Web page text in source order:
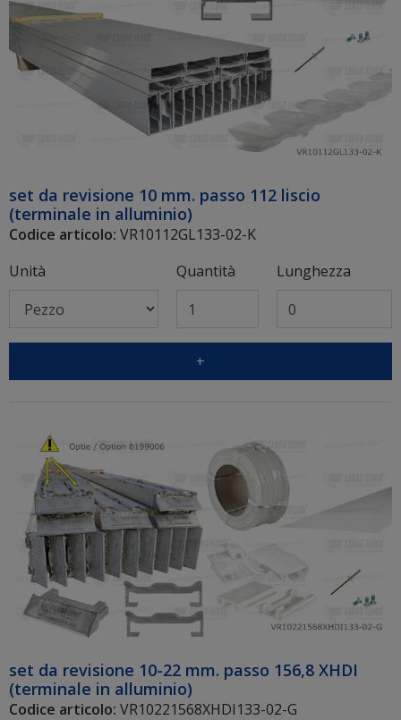
set da revisione 10 mm. passo 112 liscio
(terminale in alluminio)
Codice articolo: VR10112GL133-02-K
Unità
Quantità Lunghezza
+
set da revisione 10-22 mm. passo 156,8 XHDI
(terminale in alluminio)
Codice articolo: VR10221568XHDI133-02-G